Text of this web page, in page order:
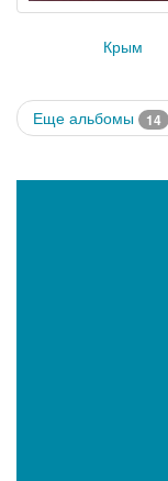
Крым
Еще альбомы 14